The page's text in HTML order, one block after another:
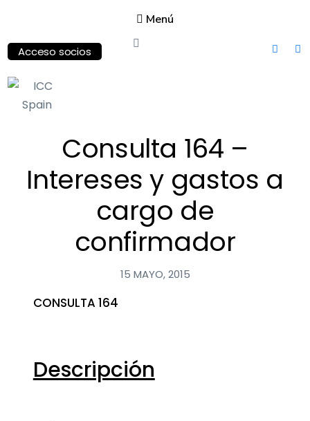
Menú
Spain
International
Chamber of
Commerce
Acceso socios
Consulta 164 –
Intereses y gastos a
cargo de
confirmador
15 MAYO, 2015
CONSULTA 164
Descripción